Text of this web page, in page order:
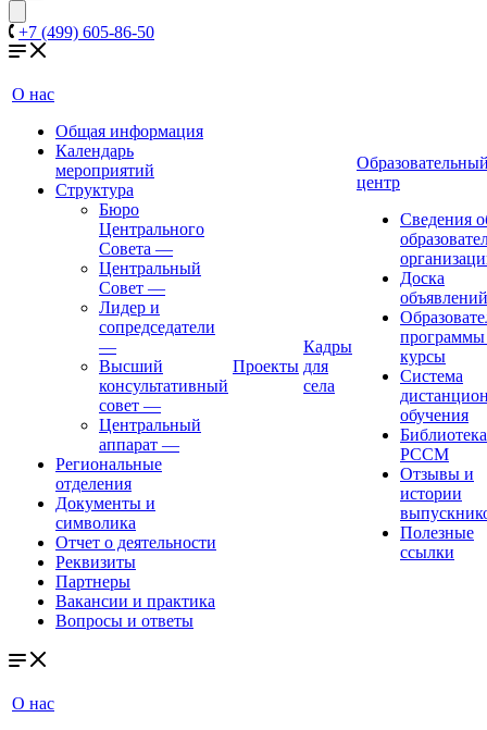
+7 (499) 605-86-50
О нас
Общая информация
Календарь
мероприятий
Структура
Бюро
Центрального
Совета —
Центральный
Совет —
Лидер и
сопредседатели
—
Высший
консультативный
совет —
Центральный
аппарат —
Региональные
отделения
Документы и
символика
Отчет о деятельности
Реквизиты
Партнеры
Вакансии и практика
Вопросы и ответы
Проекты
Кадры
для
села
центр
Сведения
Доска
объявлений
курсы
Система
обучения
Библиотека
РССМ
Отзывы и
истории
Полезные
ссылки
О нас